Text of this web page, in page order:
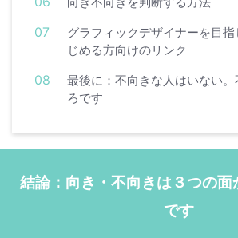
グラフィックデザイナーを目
じめる方向けのリンク
最後に：不向きな人はいない
ろです
結論：向き・不向きは３つの面
です